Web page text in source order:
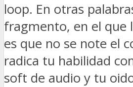
loop. En otras
fragmento, en el que
es que no se note el
radica tu habilidad
soft de audio y tu